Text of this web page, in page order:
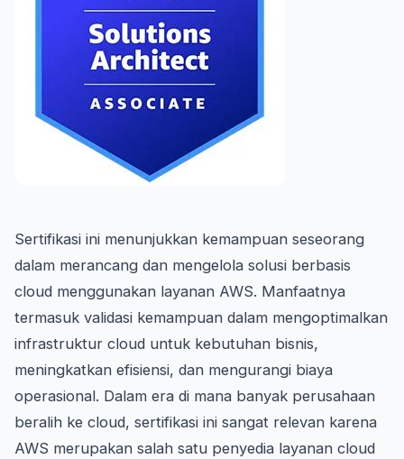
Sertifikasi ini menunjukkan kemampuan seseorang
dalam merancang dan mengelola solusi berbasis
cloud menggunakan layanan AWS. Manfaatnya
termasuk validasi kemampuan dalam mengoptimalkan
infrastruktur cloud untuk kebutuhan bisnis,
meningkatkan efisiensi, dan mengurangi biaya
operasional. Dalam era di mana banyak perusahaan
beralih ke cloud, sertifikasi ini sangat relevan karena
AWS merupakan salah satu penyedia layanan cloud